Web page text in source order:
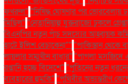
ফখরুল" "নিষিদ্ধ ঘোষণার পর ভোরবেলায়
মিছিল" "নেতানিয়াহু যুক্তরাজ্যে ঢুকলে
বিএনপির নতুন পাঁচ সদস্যের আহ্বায়ক
হাটে ইলিশ বেচাকেনা"'' "পাকিস্তান থেকে
লায়লার সম্মুখীন বাধার" "পাগলা মসজিদে
রপ্তানি হচ্ছে বিদেশে" "পুতিনের নতুন
ব্যবহারের হুমকি" "পৃথিবীর অভ্যন্তরীণ